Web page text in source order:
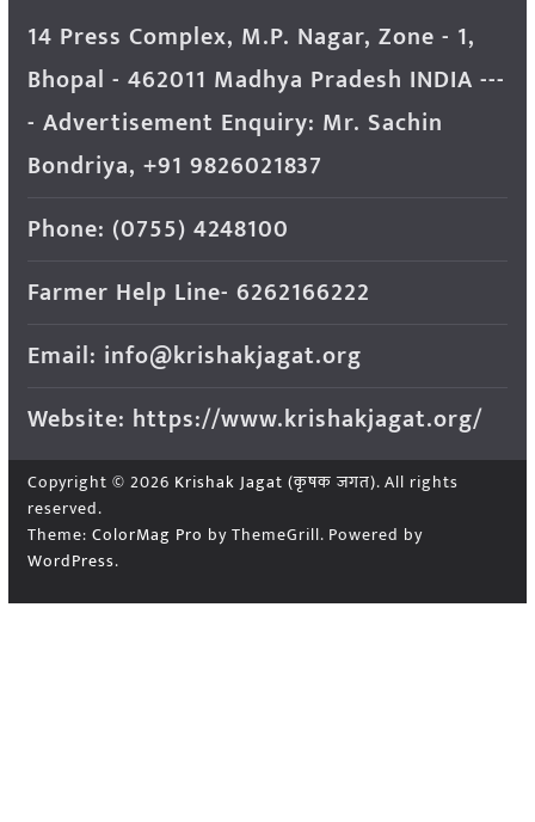
14 Press Complex, M.P. Nagar, Zone - 1,
Bhopal - 462011 Madhya Pradesh INDIA ---
- Advertisement Enquiry: Mr. Sachin
Bondriya, +91 9826021837
Phone: (0755) 4248100
Farmer Help Line- 6262166222
Email: info@krishakjagat.org
Website: https://www.krishakjagat.org/
Copyright © 2026 Krishak Jagat (कृषक जगत). All rights
reserved.
Theme: ColorMag Pro by ThemeGrill. Powered by
WordPress.